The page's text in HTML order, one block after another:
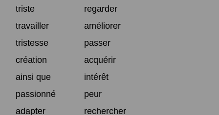
triste
regarder
travailler
améliorer
tristesse
passer
création
acquérir
ainsi que
intérêt
passionné
peur
adapter
rechercher